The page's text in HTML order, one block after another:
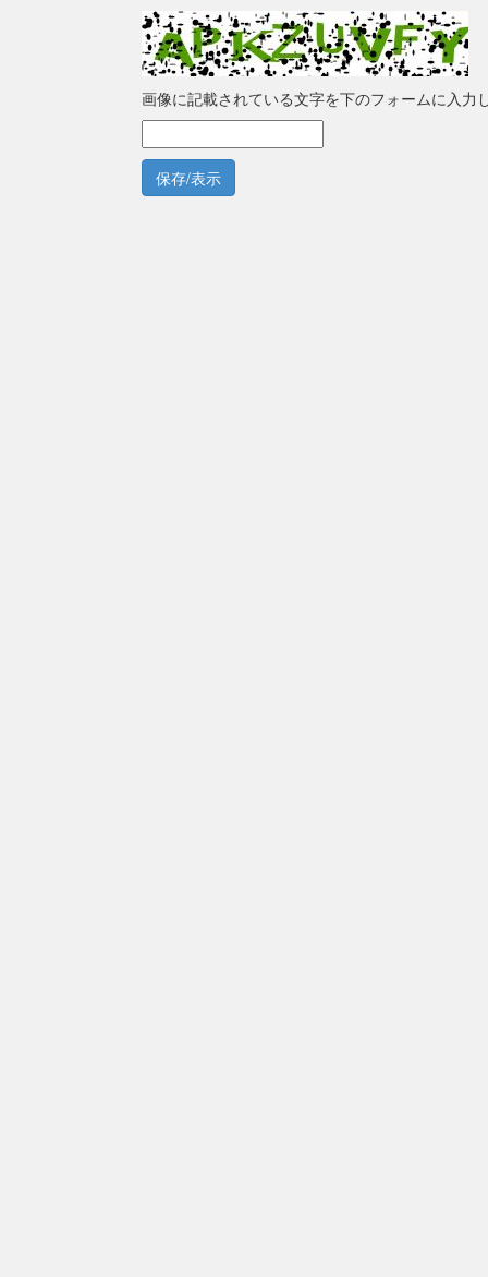
画像に記載されている文字を下のフォームに入力
保存/表示